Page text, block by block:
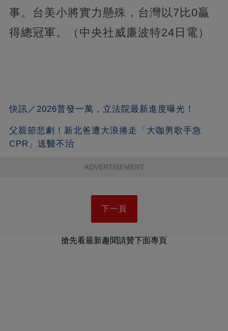
事。台美小將實力懸殊，台灣以7比0贏
得總冠軍。（中央社威廉波特24日電）
快訊／2026普發一萬，立法院最新進度曝光！
父親節悲劇！新北爸遭大浪捲走「大咖男歌手急
CPR」送醫不治
ADVERTISEMENT
下一頁
搶先看最新趣聞請贊下面專頁